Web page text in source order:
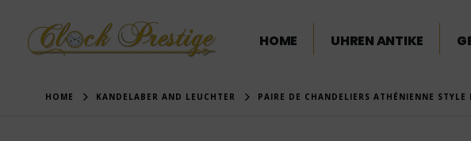
HOME UHREN ANTIKE
HOME KANDELABER AND LEUCHTER PAIRE DE CHANDELIERS ATHÉNIENNE